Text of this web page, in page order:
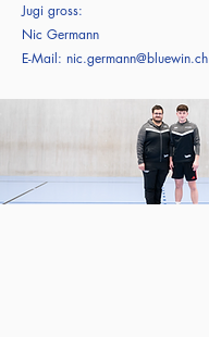
Jugi gross:
Nic Germann
E-Mail: nic.germann@bluewin.ch